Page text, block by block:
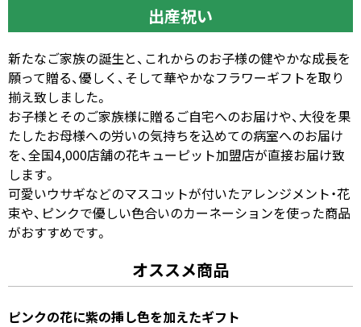
出産祝い
新たなご家族の誕生と、これからのお子様の健やかな成長を
願って贈る、優しく、そして華やかなフラワーギフトを取り
揃え致しました。
お子様とそのご家族様に贈るご自宅へのお届けや、大役を果
たしたお母様への労いの気持ちを込めての病室へのお届け
を、全国4,000店舗の花キューピット加盟店が直接お届け致
します。
可愛いウサギなどのマスコットが付いたアレンジメント・花
束や、ピンクで優しい色合いのカーネーションを使った商品
がおすすめです。
オススメ商品
ピンクの花に紫の挿し色を加えたギフト